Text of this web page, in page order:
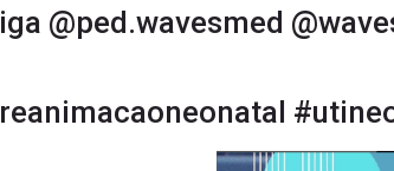
@ped.wavesmed